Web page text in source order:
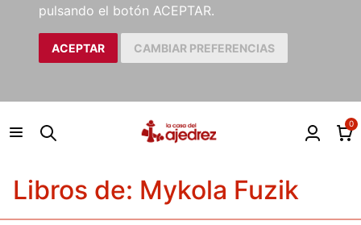
pulsando el botón ACEPTAR.
ACEPTAR CAMBIAR PREFERENCIAS
0
Libros de: Mykola Fuzik